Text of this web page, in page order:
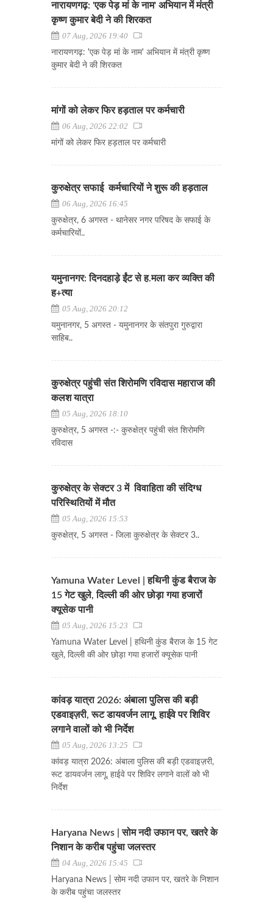
नारायणगढ़: 'एक पेड़ मां के नाम' अभियान में मंत्री
कृष्ण कुमार बेदी ने की शिरकत
07 Aug, 2026 19:40
नारायणगढ़: 'एक पेड़ मां के नाम' अभियान में मंत्री कृष्ण
कुमार बेदी ने की शिरकत
मांगों को लेकर फिर हड़ताल पर कर्मचारी
06 Aug, 2026 22:02
मांगों को लेकर फिर हड़ताल पर कर्मचारी
कुरुक्षेत्र सफाई कर्मचारियों ने शुरू की हड़ताल
06 Aug, 2026 16:45
कुरुक्षेत्र, 6 अगस्त - थानेसर नगर परिषद के सफाई के
कर्मचारियों..
यमुनानगर: दिनदहाड़े ईंट से ह.मला कर व्यक्ति की
ह+त्या
05 Aug, 2026 20:12
यमुनानगर, 5 अगस्त - यमुनानगर के संतपुरा गुरुद्वारा
साहिब..
कुरुक्षेत्र पहुंची संत शिरोमणि रविदास महाराज की
कलश यात्रा
05 Aug, 2026 18:10
कुरुक्षेत्र, 5 अगस्त -:- कुरुक्षेत्र पहुंची संत शिरोमणि
रविदास
कुरुक्षेत्र के सेक्टर 3 में विवाहिता की संदिग्ध
परिस्थितियों में मौत
05 Aug, 2026 15:53
कुरुक्षेत्र, 5 अगस्त - जिला कुरुक्षेत्र के सेक्टर 3..
Yamuna Water Level | हथिनी कुंड बैराज के
15 गेट खुले, दिल्ली की ओर छोड़ा गया हजारों
क्यूसेक पानी
05 Aug, 2026 15:23
Yamuna Water Level | हथिनी कुंड बैराज के 15 गेट
खुले, दिल्ली की ओर छोड़ा गया हजारों क्यूसेक पानी
कांवड़ यात्रा 2026: अंबाला पुलिस की बड़ी
एडवाइज़री, रूट डायवर्जन लागू, हाईवे पर शिविर
लगाने वालों को भी निर्देश
05 Aug, 2026 13:25
कांवड़ यात्रा 2026: अंबाला पुलिस की बड़ी एडवाइज़री,
रूट डायवर्जन लागू, हाईवे पर शिविर लगाने वालों को भी
निर्देश
Haryana News | सोम नदी उफान पर, खतरे के
निशान के करीब पहुंचा जलस्तर
04 Aug, 2026 15:45
Haryana News | सोम नदी उफान पर, खतरे के निशान
के करीब पहुंचा जलस्तर